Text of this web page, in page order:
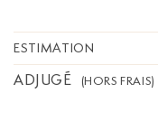
ESTIMATION
ADJUGÉ (HORS FRAIS)